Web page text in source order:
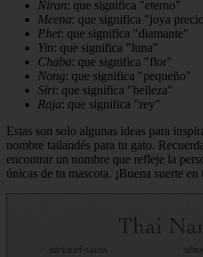
Niran: que significa "eterno"
Meena: que significa "joya
Phet: que significa "diamante"
Yin: que significa "luna"
Chaba: que significa "flor"
Nong: que significa "pequeño"
Siri: que significa "belleza"
Raja: que significa "rey"
Estas son solo algunas ideas para
nombre tailandés para tu gato.
encontrar un nombre que refleje la
únicas de tu mascota. ¡Buena suerte en